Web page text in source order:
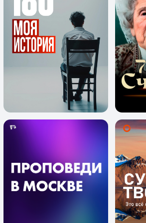
© Телеканал Надежда, 2014-2026
Политика конфиденциальности
Свидетельство о регистрации СМИ
Лицензия на осуществление телевизионного вещания
О канале
Помолитесь за меня